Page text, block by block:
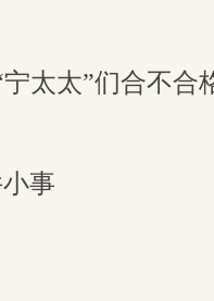
太太”们合不合
事